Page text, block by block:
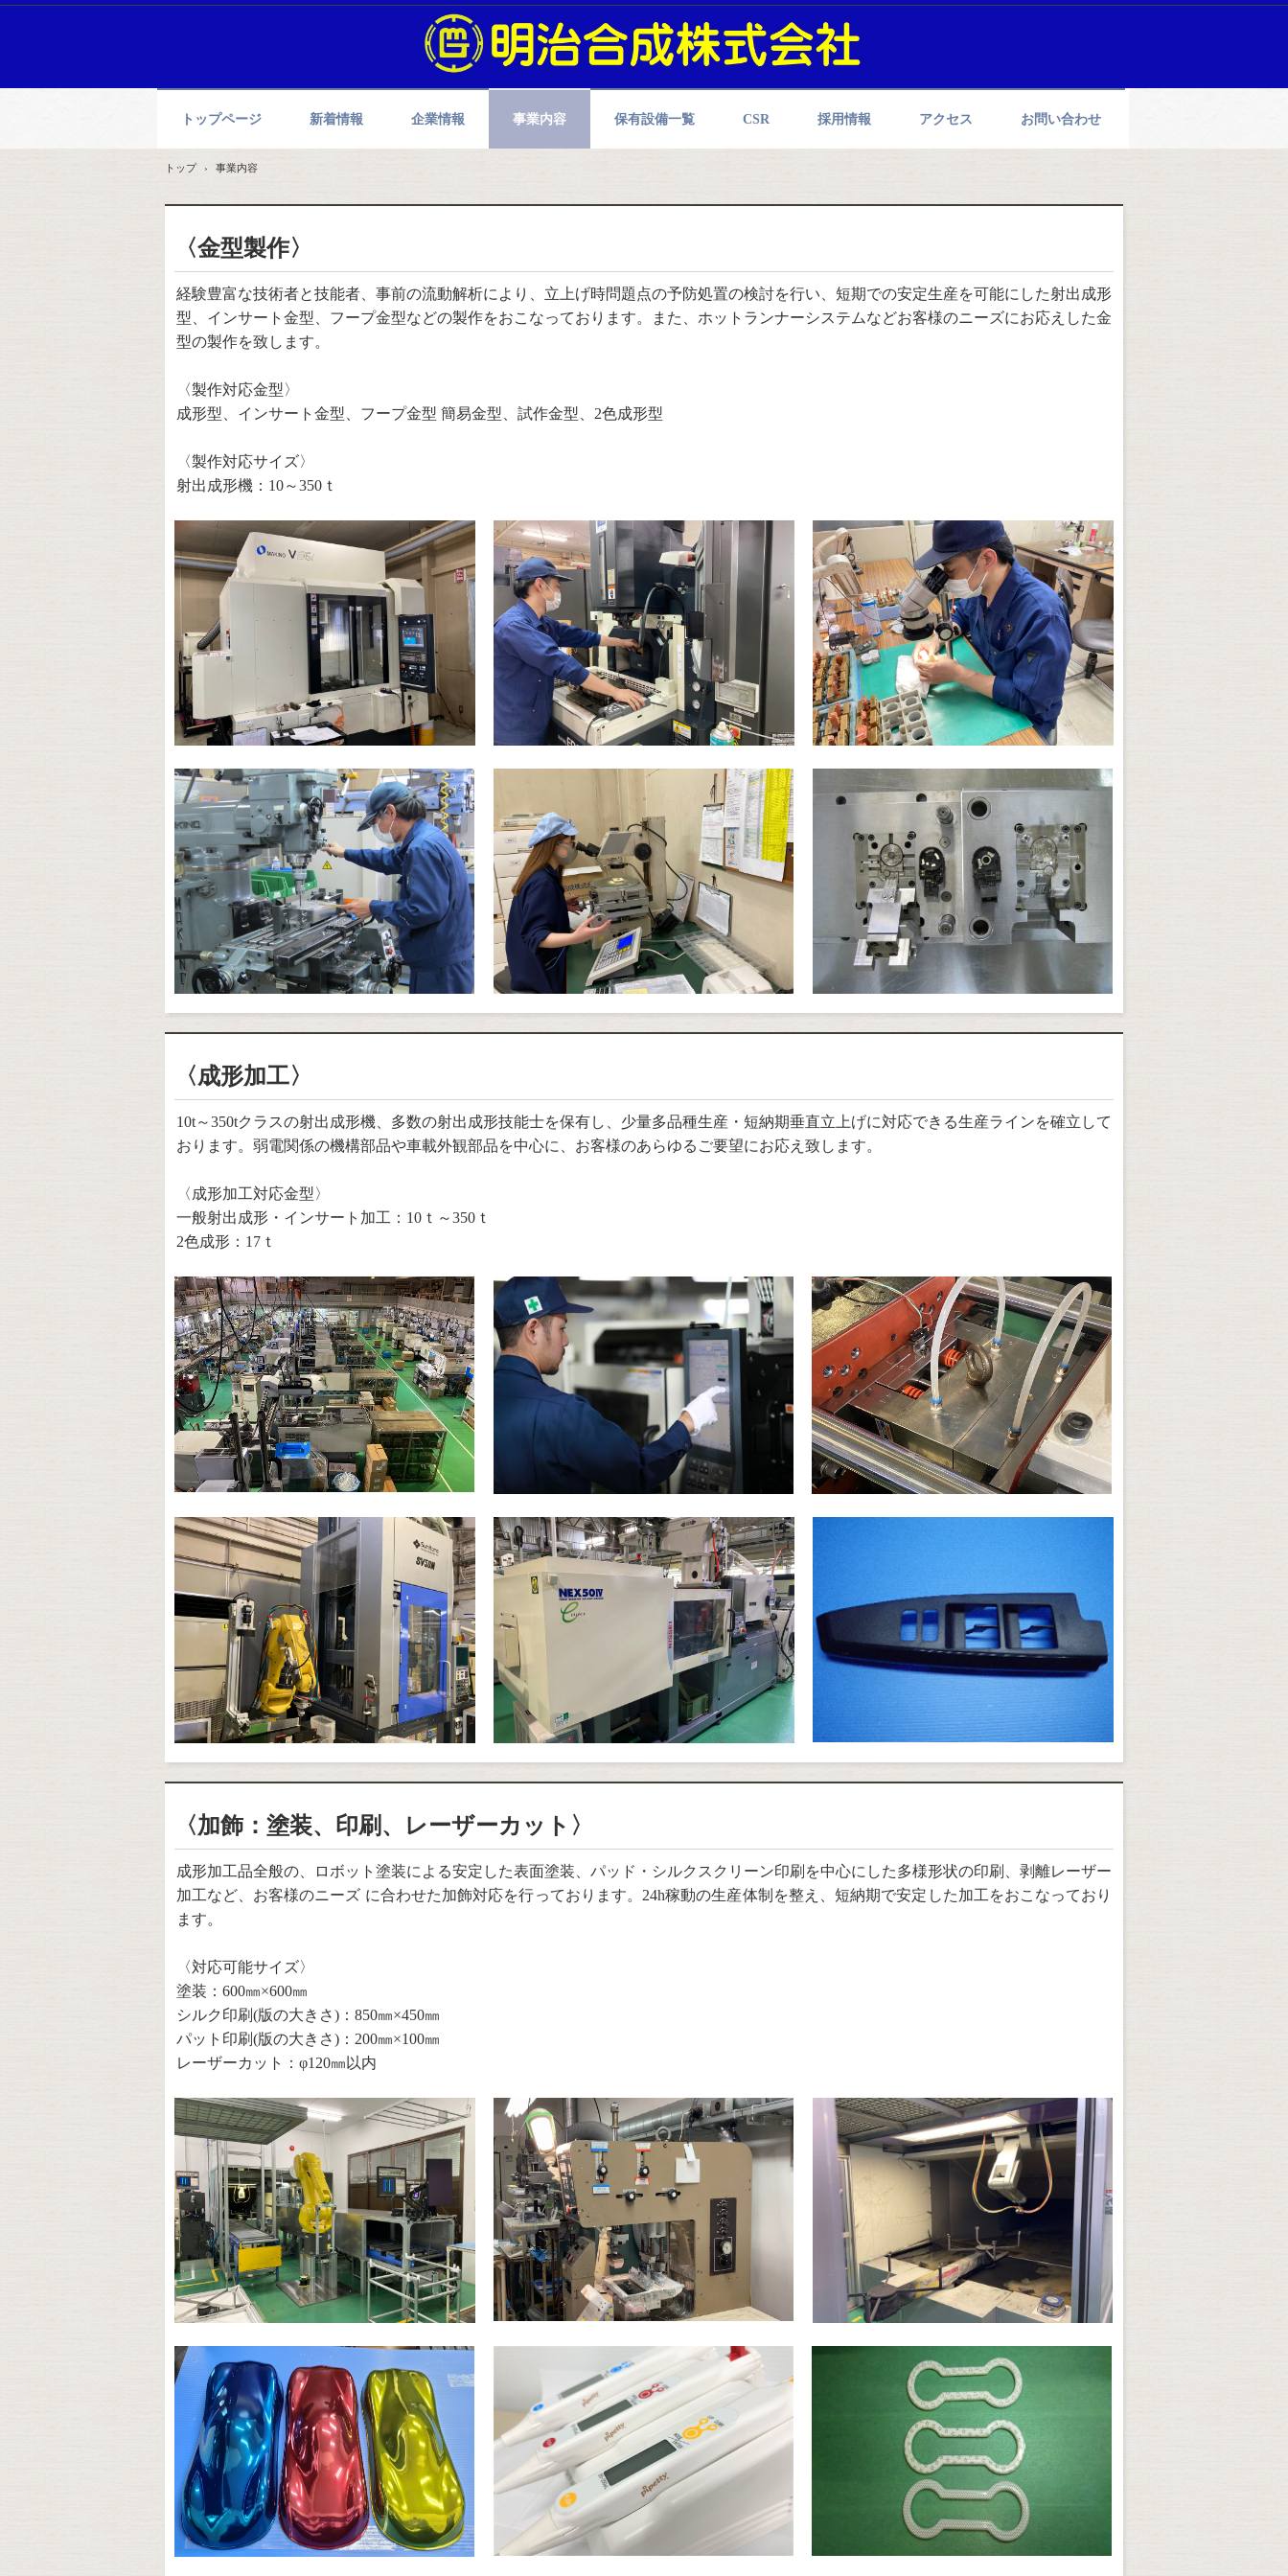
トップページ 新着情報 企業情報 事業内容 保有設備一覧 CSR 採用情報 アクセス お問い合わせ
トップ › 事業内容
〈金型製作〉
経験豊富な技術者と技能者、事前の流動解析により、立上げ時問題点の予防処置の検討を行い、短期での安定生産を可能にした射出成形
型、インサート金型、フープ金型などの製作をおこなっております。また、ホットランナーシステムなどお客様のニーズにお応えした金
型の製作を致します。
〈製作対応金型〉
成形型、インサート金型、フープ金型 簡易金型、試作金型、2色成形型
〈製作対応サイズ〉
射出成形機：10～350ｔ
〈成形加工〉
10t～350tクラスの射出成形機、多数の射出成形技能士を保有し、少量多品種生産・短納期垂直立上げに対応できる生産ラインを確立して
おります。弱電関係の機構部品や車載外観部品を中心に、お客様のあらゆるご要望にお応え致します。
〈成形加工対応金型〉
一般射出成形・インサート加工：10ｔ～350ｔ
2色成形：17ｔ
〈加飾：塗装、印刷、レーザーカット〉
成形加工品全般の、ロボット塗装による安定した表面塗装、パッド・シルクスクリーン印刷を中心にした多様形状の印刷、剥離レーザー
加工など、お客様のニーズ に合わせた加飾対応を行っております。24h稼動の生産体制を整え、短納期で安定した加工をおこなっており
ます。
〈対応可能サイズ〉
塗装：600㎜×600㎜
シルク印刷(版の大きさ)：850㎜×450㎜
パット印刷(版の大きさ)：200㎜×100㎜
レーザーカット：φ120㎜以内